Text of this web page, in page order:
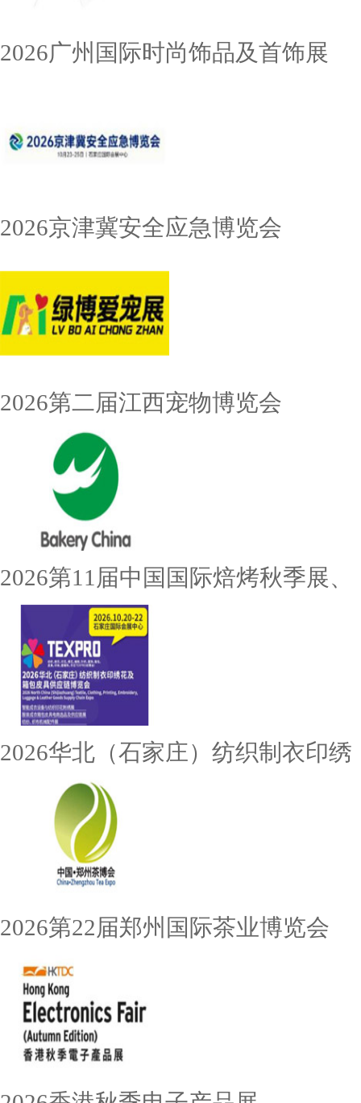
2026广州国际时尚饰品及首饰展
2026京津冀安全应急博览会
2026第二届江西宠物博览会
2026第11届中国国际焙烤秋季展、
2026华北（石家庄）纺织制衣印绣
2026第22届郑州国际茶业博览会